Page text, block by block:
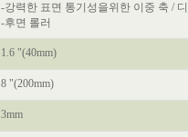
-강력한 표면 통기성을위한 이중 축 /
-후면 롤러
1.6 "(40mm)
8 "(200mm)
3mm